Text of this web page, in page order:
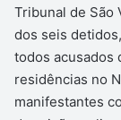
Tribunal de São
dos seis
todos acusados
residências no
manifestantes